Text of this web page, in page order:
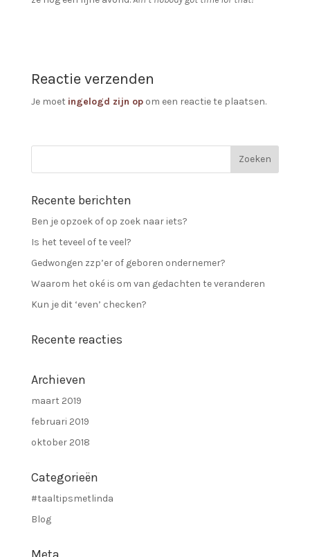
Reactie verzenden
Je moet ingelogd zijn opom een reactie te plaatsen.
Recente berichten
Ben je opzoek of op zoek naar iets?
Is het teveel of te veel?
Gedwongen zzp’er of geboren ondernemer?
Waarom het oké is om van gedachten te veranderen
Kun je dit ‘even’ checken?
Recente reacties
Archieven
maart 2019
februari 2019
oktober 2018
Categorieën
#taaltipsmetlinda
Blog